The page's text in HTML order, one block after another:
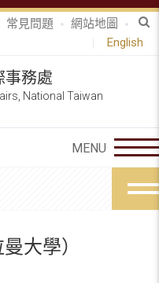
常見問題
網站地圖
English
事務處
National Taiwan
大學）